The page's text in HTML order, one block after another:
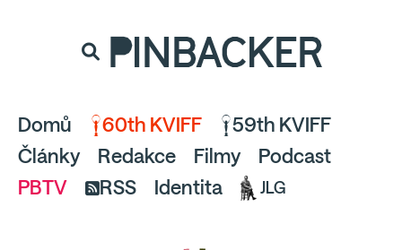
a pusťte se do čtení.
PINBACKER
Domů 60th KVIFF
59th KVIFF
Články
Redakce Filmy
Podcast
PBTV
RSS Identita JLG